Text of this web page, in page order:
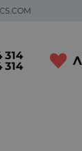
314
314